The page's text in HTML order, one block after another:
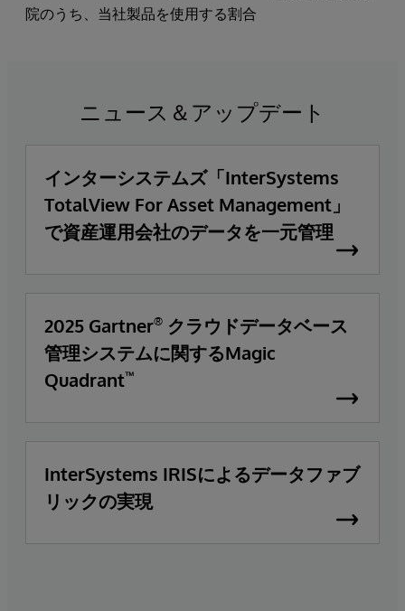
院のうち、当社製品を使用する割合
ニュース＆アップデート
インターシステムズ「InterSystems
TotalView For Asset Management」
で資産運用会社のデータを一元管理
2025 Gartner® クラウドデータベース
管理システムに関するMagic
Quadrant™
InterSystems IRISによるデータファブ
リックの実現